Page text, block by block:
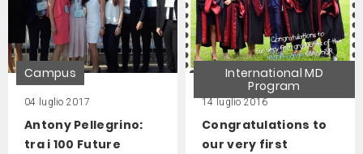
Campus
04 luglio 2017
Antony Pellegrino:
tra i 100 Future
International MD
Program
14 luglio 2016
Congratulations to
our very first